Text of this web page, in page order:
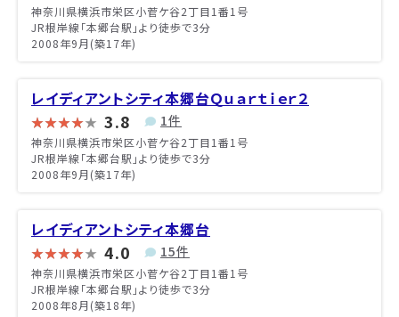
神奈川県横浜市栄区小菅ケ谷2丁目1番1号
JR根岸線「本郷台駅」より徒歩で3分
2008年9月(築17年)
レイディアントシティ本郷台Ｑｕａｒｔｉｅｒ２
3.8 1件
神奈川県横浜市栄区小菅ケ谷2丁目1番1号
JR根岸線「本郷台駅」より徒歩で3分
2008年9月(築17年)
レイディアントシティ本郷台
4.0 15件
神奈川県横浜市栄区小菅ケ谷2丁目1番1号
JR根岸線「本郷台駅」より徒歩で3分
2008年8月(築18年)